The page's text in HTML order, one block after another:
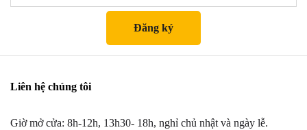
Liên hệ chúng tôi
Giờ mở cửa: 8h-12h, 13h30- 18h, nghỉ chủ nhật và ngày lễ.